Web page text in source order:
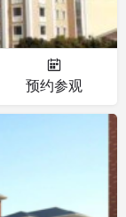
预约参观